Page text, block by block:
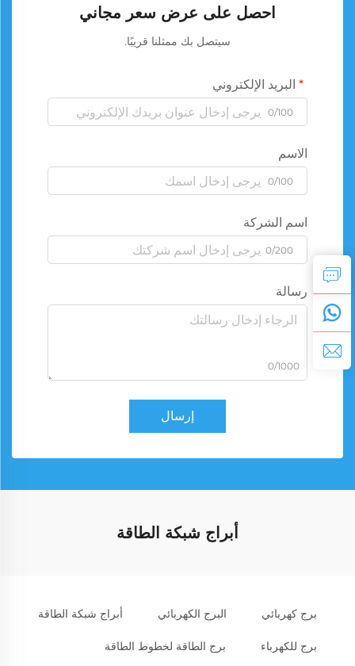
احصل على عرض سعر مجاني
سيتصل بك ممثلنا قريبًا.
البريد الإلكتروني
0/100
الاسم
0/100
اسم الشركة
0/200
رسالة
0/1000
إرسال
أبراج شبكة الطاقة
برج كهربائي البرج الكهربائي أبراج شبكة الطاقة
برج للكهرباء برج الطاقة لخطوط الطاقة